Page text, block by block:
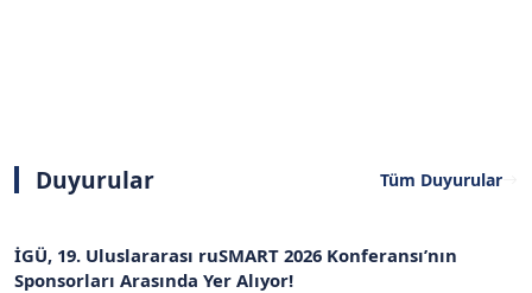
Duyurular Tüm Duyurular
İGÜ, 19. Uluslararası ruSMART 2026 Konferansı’nın
Sponsorları Arasında Yer Alıyor!